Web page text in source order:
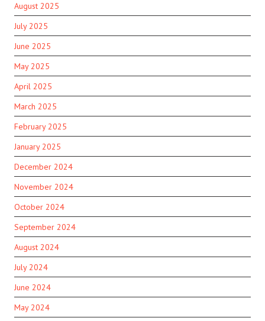
August 2025
July 2025
June 2025
May 2025
April 2025
March 2025
February 2025
January 2025
December 2024
November 2024
October 2024
September 2024
August 2024
July 2024
June 2024
May 2024